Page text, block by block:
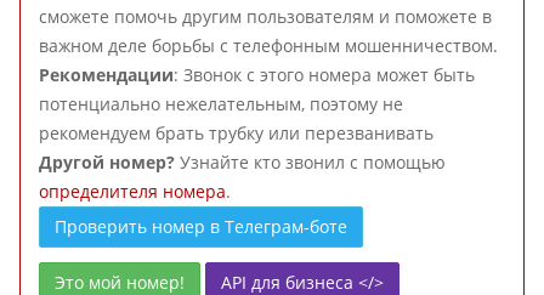
сможете помочь другим пользователям и поможете в
важном деле борьбы с телефонным мошенничеством.
Рекомендации: Звонок с этого номера может быть
потенциально нежелательным, поэтому не
рекомендуем брать трубку или перезванивать
Другой номер? Узнайте кто звонил с помощью
определителя номера.
Проверить номер в Телеграм-боте
Это мой номер! API для бизнеса </>